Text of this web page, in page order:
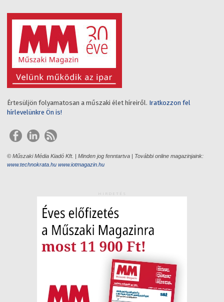
Értesüljön folyamatosan a műszaki élet híreiről. Iratkozzon fel
hírlevelünkre Ön is!
© Műszaki Média Kiadó Kft. | Minden jog fenntartva | További online magazinjaink:
www.technokrata.hu www.iotmagazin.hu
HIRDETÉS